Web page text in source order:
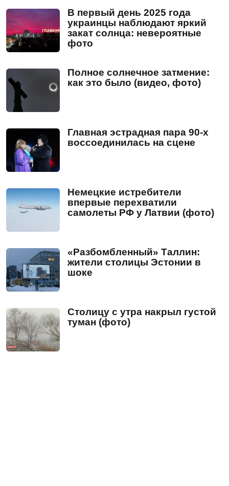
В первый день 2025 года
украинцы наблюдают яркий
закат солнца: невероятные
фото
Полное солнечное затмение:
как это было (видео, фото)
Главная эстрадная пара 90-х
воссоединилась на сцене
Немецкие истребители
впервые перехватили
самолеты РФ у Латвии (фото)
«Разбомбленный» Таллин:
жители столицы Эстонии в
шоке
Столицу с утра накрыл густой
туман (фото)